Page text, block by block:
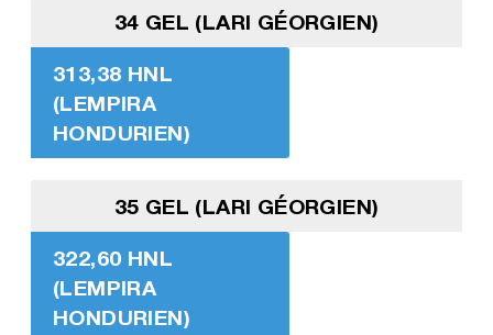
34 GEL (LARI GÉORGIEN)
313,38 HNL
(LEMPIRA
HONDURIEN)
35 GEL (LARI GÉORGIEN)
322,60 HNL
(LEMPIRA
HONDURIEN)